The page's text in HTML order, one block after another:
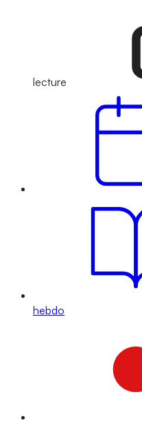
lecture
hebdo